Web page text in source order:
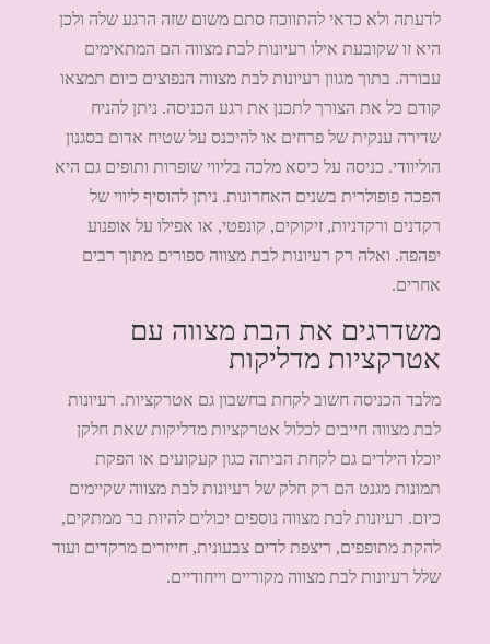
לדעתה ולא כדאי להתווכח סתם משום שזה הרגע שלה ולכן
היא זו שקובעת אילו רעיונות לבת מצווה הם המתאימים
עבורה. בתוך מגוון רעיונות לבת מצווה הנפוצים כיום תמצאו
קודם כל את הצורך לתכנן את רגע הכניסה. ניתן להניח
שדירה ענקית של פרחים או להיכנס על שטיח אדום בסגנון
הוליוודי. כניסה על כיסא מלכה בליווי שופרות ותופים גם היא
הפכה פופולרית בשנים האחרונות. ניתן להוסיף ליווי של
רקדנים ורקדניות, זיקוקים, קונפטי, או אפילו על אופנוע
יפהפה. ואלה רק רעיונות לבת מצווה ספורים מתוך רבים
אחרים.
משדרגים את הבת מצווה עם
אטרקציות מדליקות
מלבד הכניסה חשוב לקחת בחשבון גם אטרקציות. רעיונות
לבת מצווה חייבים לכלול אטרקציות מדליקות שאת חלקן
יוכלו הילדים גם לקחת הביתה כגון קעקועים או הפקת
תמונות מגנט הם רק חלק של רעיונות לבת מצווה שקיימים
כיום. רעיונות לבת מצווה נוספים יכולים להיות בר ממתקים,
להקת מתופפים, ריצפת לדים צבעונית, חייזרים מרקדים ועוד
שלל רעיונות לבת מצווה מקוריים וייחודיים.